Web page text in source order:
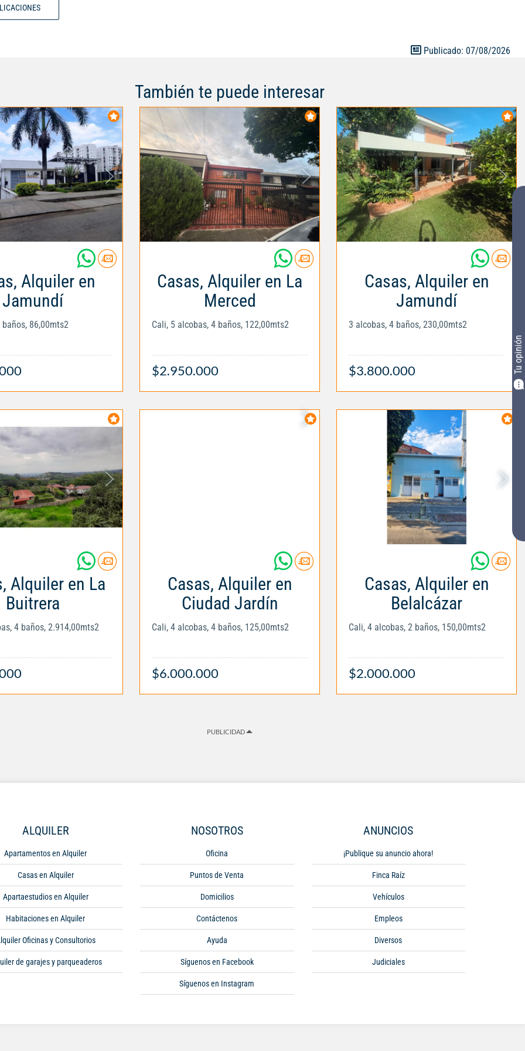
Tu opinión
Publicado: 07/08/2026
También te puede interesar
Alquiler en
Jamundí
86,00mts2
Casas, Alquiler en La
Merced
Cali, 5 alcobas, 4 baños, 122,00mts2
$2.950.000
Casas, Alquiler en
Jamundí
3 alcobas, 4 baños, 230,00mts2
$3.800.000
Alquiler en La
Buitrera
4 baños, 2.914,00mts2
Casas, Alquiler en
Ciudad Jardín
Cali, 4 alcobas, 4 baños, 125,00mts2
$6.000.000
Casas, Alquiler en
Belalcázar
Cali, 4 alcobas, 2 baños, 150,00mts2
$2.000.000
PUBLICIDAD
ALQUILER
Apartamentos en Alquiler
Casas en Alquiler
Apartaestudios en Alquiler
Habitaciones en Alquiler
Oficinas y Consultorios
de garajes y parqueaderos
NOSOTROS
Oficina
Puntos de Venta
Domicilios
Contáctenos
Ayuda
Síguenos en Facebook
Síguenos en Instagram
ANUNCIOS
¡Publique su anuncio ahora!
Finca Raíz
Vehículos
Empleos
Diversos
Judiciales